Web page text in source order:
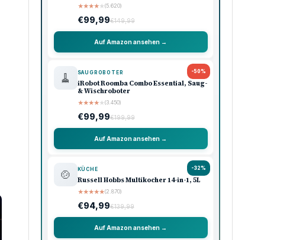
★★★★★(5.620)
€99,99€149,99
Auf Amazon ansehen →
-50%
🧹 SAUGROBOTER
iRobot Roomba Combo Essential, Saug-
& Wischroboter
★★★★★(3.450)
€99,99€199,99
Auf Amazon ansehen →
-32%
🍲 KÜCHE
Russell Hobbs Multikocher 14-in-1, 5L
★★★★★(2.870)
€94,99€139,99
Auf Amazon ansehen →